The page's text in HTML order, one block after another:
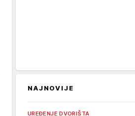
NAJNOVIJE
UREĐENJE DVORIŠTA